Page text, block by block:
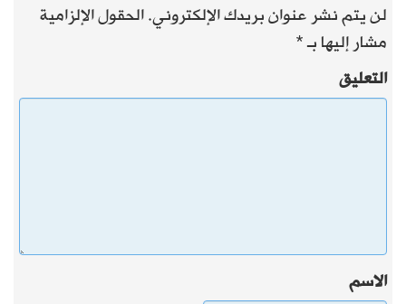
لن يتم نشر عنوان بريدك الإلكتروني.الحقول الإلزامية
مشار إليها بـ*
التعليق
الاسم